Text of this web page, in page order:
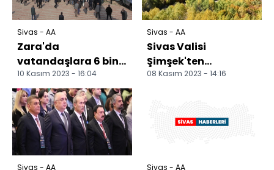
Sivas - AA
Zara'da
vatandaşlara 6 bin
fidan dağıtıldı
10 Kasım 2023 - 16:04
Sivas - AA
Sivas Valisi
Şimşek'ten
"sonbahar"
08 Kasım 2023 - 14:16
Sivas - AA Sivas - AA